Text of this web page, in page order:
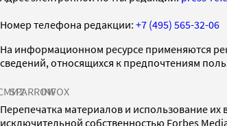
Номер телефона редакции: +7 (495) 565-32-06
На информационном ресурсе применяются
сведений, относящихся к предпочтениям
SPARROWINFOX
Перепечатка материалов и использование
исключительной собственностью Forbes